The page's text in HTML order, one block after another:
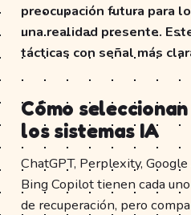
preocupación futura para
una realidad presente.
tácticas con señal más
Cómo
los sistemas IA
ChatGPT, Perplexity,
Bing Copilot tienen cada
de recuperación, pero